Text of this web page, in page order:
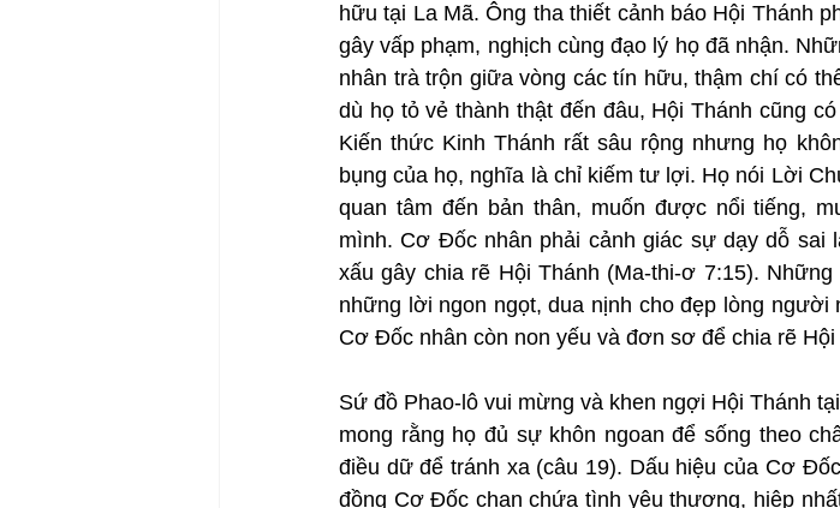
hữu tại La Mã. Ông tha thiết cảnh báo Hội Thánh
gây vấp phạm, nghịch cùng đạo lý họ đã nhận.
nhân trà trộn giữa vòng các tín hữu, thậm chí có
dù họ tỏ vẻ thành thật đến đâu, Hội Thánh cũng
Kiến thức Kinh Thánh rất sâu rộng nhưng họ
bụng của họ, nghĩa là chỉ kiếm tư lợi. Họ nói Lời
quan tâm đến bản thân, muốn được nổi tiếng,
mình. Cơ Đốc nhân phải cảnh giác sự dạy dỗ
xấu gây chia rẽ Hội Thánh (Ma-thi-ơ 7:15).
những lời ngon ngọt, dua nịnh cho đẹp lòng
Cơ Đốc nhân còn non yếu và đơn sơ để chia rẽ Hội
Sứ đồ Phao-lô vui mừng và khen ngợi Hội Thánh
mong rằng họ đủ sự khôn ngoan để sống theo
điều dữ để tránh xa (câu 19). Dấu hiệu của Cơ
đồng Cơ Đốc chan chứa tình yêu thương, hiệp